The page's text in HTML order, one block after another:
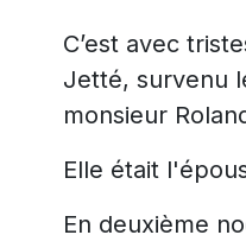
C’est avec
Jetté, survenu
monsieur
Elle était
En deuxième